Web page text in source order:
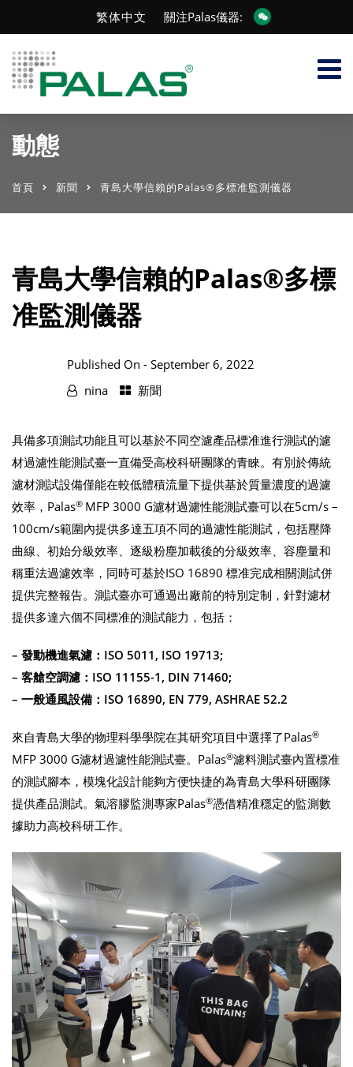
繁体中文 關注Palas儀器:
動態
首頁 新聞 青島大學信賴的Palas®多標准監測儀器
青島大學信賴的Palas®多標
准監測儀器
Published On - September 6, 2022
nina
新聞
具備多項測試功能且可以基於不同空濾產品標准進行測試的濾
材過濾性能測試臺一直備受高校科研團隊的青睞。有別於傳統
濾材測試設備僅能在較低體積流量下提供基於質量濃度的過濾
效率，Palas® MFP 3000 G濾材過濾性能測試臺可以在5cm/s –
100cm/s範圍內提供多達五項不同的過濾性能測試，包括壓降
曲線、初始分級效率、逐級粉塵加載後的分級效率、容塵量和
稱重法過濾效率，同時可基於ISO 16890 標准完成相關測試併
提供完整報告。測試臺亦可通過出廠前的特別定制，針對濾材
提供多達六個不同標准的測試能力，包括：
– 發動機進氣濾： ISO 5011, ISO 19713;
– 客艙空調濾： ISO 11155-1, DIN 71460;
– 一般通風設備： ISO 16890, EN 779, ASHRAE 52.2
來自青島大學的物理科學學院在其研究項目中選擇了Palas®
MFP 3000 G濾材過濾性能測試臺。Palas®濾料測試臺內置標准
的測試腳本，模塊化設計能夠方便快捷的為青島大學科研團隊
提供產品測試。氣溶膠監測專家Palas®憑借精准穩定的監測數
據助力高校科研工作。